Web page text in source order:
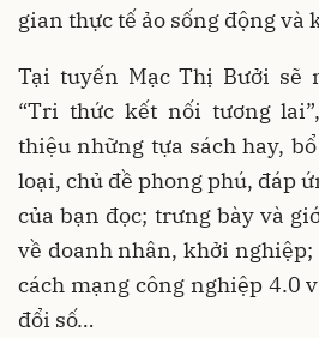
gian thực tế ảo sống động và
Tại tuyến Mạc Thị Bưởi sẽ
“Tri thức kết nối tương
thiệu những tựa sách hay,
loại, chủ đề phong phú, đáp
của bạn đọc; trưng bày và
về doanh nhân, khởi nghiệp;
cách mạng công nghiệp 4.0
đổi số…